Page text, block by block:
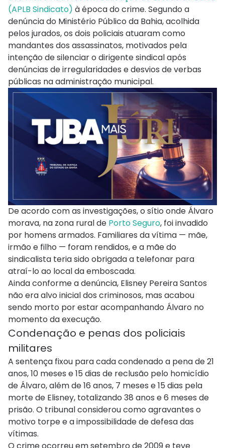
(APLB Sindicato) à época do crime. Segundo a
denúncia do Ministério Público da Bahia, acolhida
pelos jurados, os dois policiais atuaram como
mandantes dos assassinatos, motivados pela
intenção de silenciar o dirigente sindical após
denúncias de irregularidades e desvios de verbas
públicas na administração municipal.
De acordo com as investigações, o sítio onde Álvaro
morava, na zona rural de Porto Seguro, foi invadido
por homens armados. Familiares da vítima — mãe,
irmão e filho — foram rendidos, e a mãe do
sindicalista teria sido obrigada a telefonar para
atraí-lo ao local da emboscada.
Ainda conforme a denúncia, Elisney Pereira Santos
não era alvo inicial dos criminosos, mas acabou
sendo morto por estar acompanhando Álvaro no
momento da execução.
Condenação e penas dos policiais
militares
A sentença fixou para cada condenado a pena de 21
anos, 10 meses e 15 dias de reclusão pelo homicídio
de Álvaro, além de 16 anos, 7 meses e 15 dias pela
morte de Elisney, totalizando 38 anos e 6 meses de
prisão. O tribunal considerou como agravantes o
motivo torpe e a impossibilidade de defesa das
vítimas.